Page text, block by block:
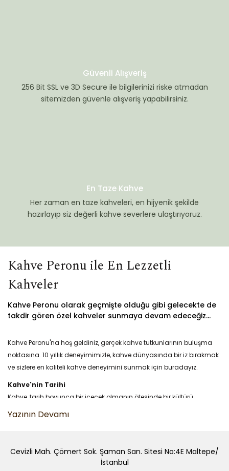
Güvenli Alışveriş
256 Bit SSL ve 3D Secure ile bilgilerinizi riske atmadan
sitemizden güvenle alışveriş yapabilirsiniz.
En Taze Kahve
Her zaman en taze kahveleri, en hijyenik şekilde
hazırlayıp siz değerli kahve severlere ulaştırıyoruz.
Kahve Peronu ile En Lezzetli
Kahveler
Kahve Peronu olarak geçmişte olduğu gibi gelecekte de
takdir gören özel kahveler sunmaya devam edeceğiz...
Kahve Peronu'na hoş geldiniz, gerçek kahve tutkunlarının buluşma
noktasına. 10 yıllık deneyimimizle, kahve dünyasında bir iz bırakmak
ve sizlere en kaliteli kahve deneyimini sunmak için buradayız.
Kahve'nin Tarihi
Kahve, tarih boyunca bir içecek olmanın ötesinde bir kültürü
Kahvenin sonsuz çeşitliliği ile tanışın. Arabica'dan Robusta'ya,
sıradan kahveden özel karışımlara kadar geniş bir kahve yelpazesini
Cevizli Mah. Çömert Sok. Şaman San. Sitesi No:4E Maltepe/
İstanbul